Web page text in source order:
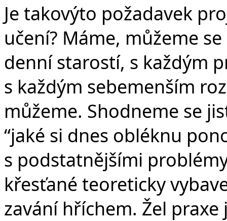
Je takovýto požadavek
učení? Máme, můžeme
denní starostí, s každým
s každým sebemenším
můžeme. Shodneme se
“jaké si dnes obléknu
s podstatnějšími
křesťané teoreticky
zavání hříchem. Žel